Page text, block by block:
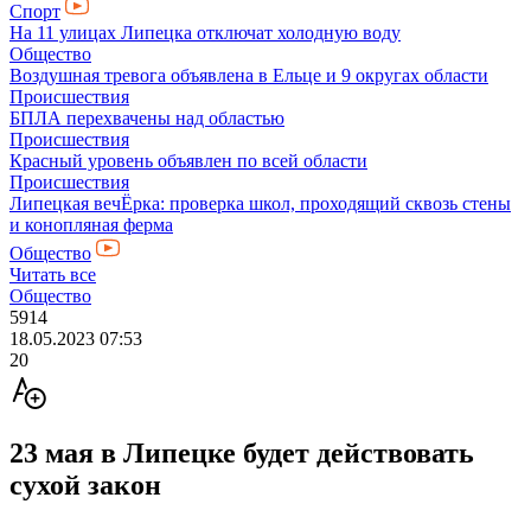
Спорт
На 11 улицах Липецка отключат холодную воду
Общество
Воздушная тревога объявлена в Ельце и 9 округах области
Происшествия
БПЛА перехвачены над областью
Происшествия
Красный уровень объявлен по всей области
Происшествия
Липецкая вечЁрка: проверка школ, проходящий сквозь стены
и конопляная ферма
Общество
Читать все
Общество
5914
18.05.2023 07:53
20
23 мая в Липецке будет действовать
сухой закон